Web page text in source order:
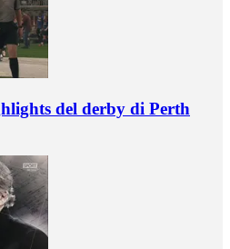
del derby di Perth